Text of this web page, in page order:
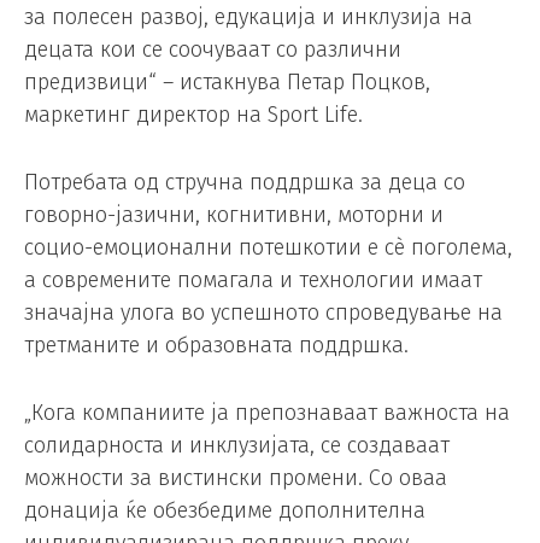
за полесен развој, едукација и инклузија на
децата кои се соочуваат со различни
предизвици“ – истакнува Петар Поцков,
маркетинг директор на Sport Life.
Потребата од стручна поддршка за деца со
говорно-јазични, когнитивни, моторни и
социо-емоционални потешкотии е сѐ поголема,
а современите помагала и технологии имаат
значајна улога во успешното спроведување на
третманите и образовната поддршка.
„Кога компаниите ја препознаваат важноста на
солидарноста и инклузијата, се создаваат
можности за вистински промени. Со оваа
донација ќе обезбедиме дополнителна